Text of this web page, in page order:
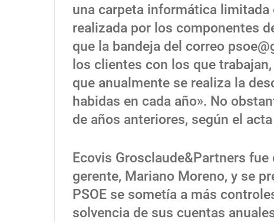
una carpeta informática limitada
realizada por los componentes
que la bandeja del correo
los clientes con los que
que anualmente se realiza la
habidas en cada año». No
de años anteriores, según el
Ecovis Grosclaude&Partners
gerente, Mariano Moreno, y se
PSOE se sometía a más
solvencia de sus cuentas